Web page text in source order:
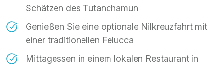
Schätzen des Tutanchamun
Genießen Sie eine optionale Nilkreuzfahrt mit
einer traditionellen Felucca
Mittagessen in einem lokalen Restaurant in